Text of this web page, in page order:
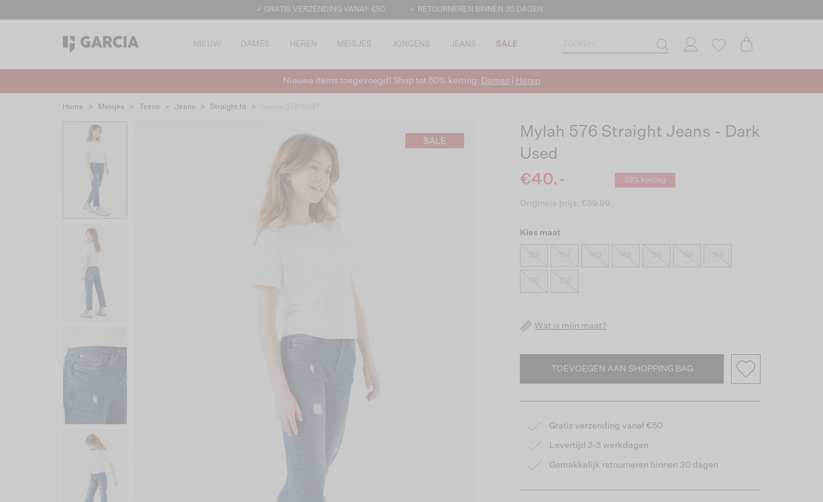
✓ GRATIS VERZENDING VANAF €50 ✓ RETOURNEREN BINNEN 30 DAGEN
NIEUW DAMES HEREN MEISJES JONGENS JEANS SALE
Nieuwe items toegevoegd! Shop tot 50% korting: Dames Heren
Home > Meisjes > Teens > Jeans > Straight fit >
Mylah 576 Straight Jeans - Dark
Used
€40.-
33% korting
Originele prijs: €59.99
Kies maat
140 146 164
Wat is mijn maat?
TOEVOEGEN AAN SHOPPING BAG
Gratis verzending vanaf €50
Levertijd 2-3 werkdagen
Gemakkelijk retourneren binnen 30 dagen